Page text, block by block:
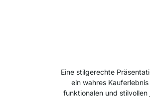
Eine stilgerechte
ein wahres
funktionalen und stilvollen